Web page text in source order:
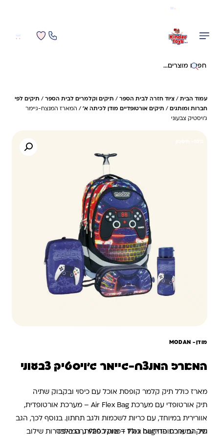
חיפוש באתר
עמוד הבית / ציוד חזרה לבית הספר / תיקים וקלמרים לבית הספר / תיקים לפי
חברות ומותגים / תיקים אורטופדיים מודן לכיתה א' / המארז המנצח-גיימר
ג'ויסטיק צבעוני
מודן- ‏MODAN
המארז המנצח-גיימר ג'ויסטיק צבעוני
מארז כולל תיק קלמר קופסת אוכל עם כיסוי ובקבוק שתיה
תיק אורטופדי עם מערכת Air Flex Bag – מערכת אורטופדית,
אוורירית במיוחד, עם כריות לשכמות ולגב תחתון. בנוסף לכך, הגב
של המערכת החדשה כולל דפנות כפולות, המאפשרות שילוב
תיק גב אורטופדי Flex bag – שוקל 920 גרם בלבד